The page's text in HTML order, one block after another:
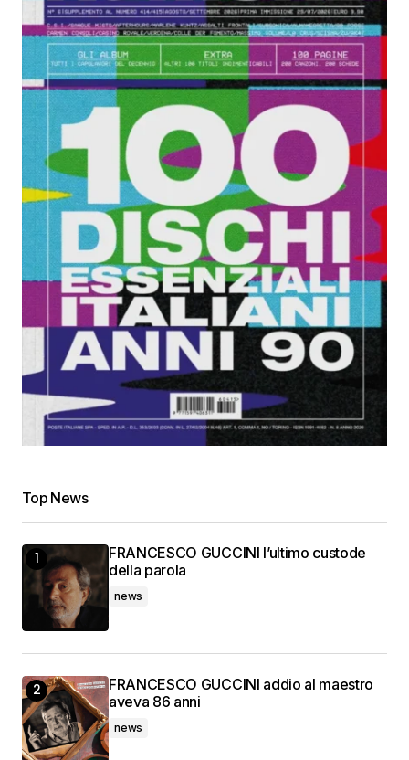
Top News
FRANCESCO GUCCINI l’ultimo custode
della parola
news
FRANCESCO GUCCINI addio al maestro
aveva 86 anni
news